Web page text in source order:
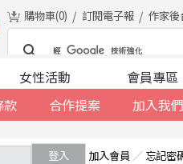
購物車(0) 訂閱電子報 作家後
款 合作提案 加入我們
女性活動 會員專區
登入 加入會員 ／ 忘記密